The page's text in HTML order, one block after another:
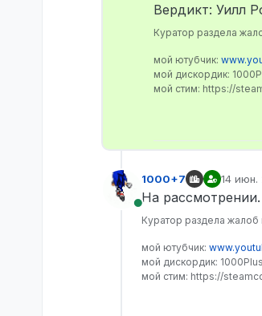
Вердикт: Уилл
Куратор раздела
мой ютубчик:
мой дискордик:
мой стим: https://
В сети
1000+7 14 июн.
На рассмотрении.
Куратор раздела жалоб
мой ютубчик:
мой дискордик:
мой стим: https://